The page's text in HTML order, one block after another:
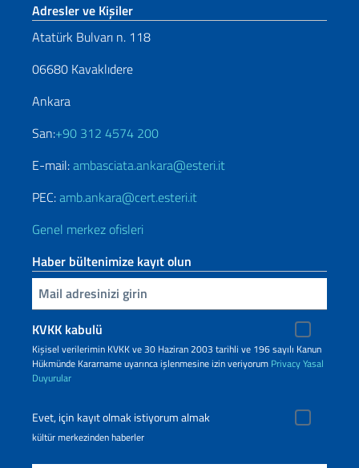
Footer section
Adresler ve Kişiler
Atatürk Bulvarı n. 118
06680 Kavaklıdere
Ankara
San:+90 312 4574 200
E-mail:ambasciata.ankara@esteri.it
PEC:amb.ankara@cert.esteri.it
Genel merkez ofisleri
Haber bültenimize kayıt olun
Inserisci la tua email
KVKK kabulü
Kişisel verilerimin KVKK ve 30 Haziran 2003 tarihli ve 196 sayılı Kanun
Hükmünde Kararname uyarınca işlenmesine izin veriyorum PrivacyYasal
Duyurular
Evet, için kayıt olmak istiyorum almak
kültür merkezinden haberler